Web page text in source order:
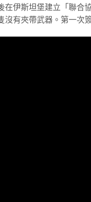
在伊斯坦堡建立「聯合
沒有夾帶武器。第一次